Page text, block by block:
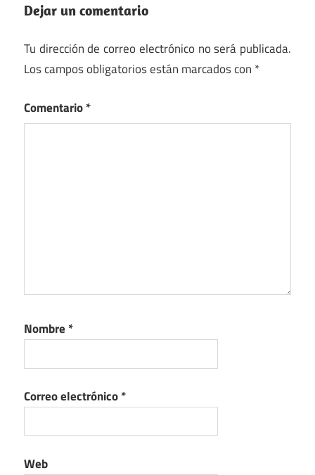
Dejar un comentario
Tu dirección de correo electrónico no será publicada.
Los campos obligatorios están marcados con *
Comentario*
Nombre *
Correo electrónico*
Web